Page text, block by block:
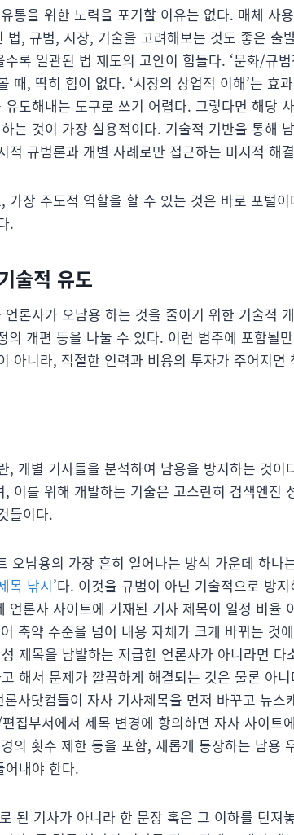
통을 위한 노력을 포기할 이유는 없다. 매체 사
법, 규범, 시장, 기술을 고려해보는 것도 좋은 출
록 일관된 법 제도의 고안이 힘들다. ‘문화/규
때, 딱히 힘이 없다. ‘시장의 상업적 이해’는 효
도해내는 도구로 쓰기 어렵다. 그렇다면 해당
는 것이 가장 실용적이다. 기술적 기반을 통해
적 규범론과 개별 사례로만 접근하는 미시적 해
가장 주도적 역할을 할 수 있는 것은 바로 포털
.
술적 유도
론사가 오남용 하는 것을 줄이기 위한 기술적
의 개편 등을 나눌 수 있다. 이런 범주에 포함될
아니라, 적절한 인력과 비용의 투자가 주어지
, 개별 기사들을 분석하여 남용을 방지하는 것
이를 위해 개발하는 기술은 고스란히 검색엔진
들이다.
오남용의 가장 흔히 일어나는 방식 가운데 하나
목 낚시’다. 이것을 규범이 아닌 기술적으로 방
언론사 사이트에 기재된 기사 제목이 일정 비율
축약 수준을 넘어 내용 자체가 크게 바뀌는 것
제목을 남발하는 저급한 언론사가 아니라면
해서 문제가 깔끔하게 해결되는 것은 물론 아
사닷컴들이 자사 기사제목을 먼저 바꾸고 뉴
집부서에서 제목 변경에 항의하면 자사 사이트
의 횟수 제한 등을 포함, 새롭게 등장하는 남용
어내야 한다.
된 기사가 아니라 한 문장 혹은 그 이하를 던져